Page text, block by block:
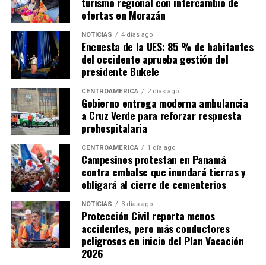
ofertas en Morazán
NOTICIAS 4 días ago
Encuesta de la UES: 85 % de habitantes
del occidente aprueba gestión del
presidente Bukele
CENTROAMÉRICA 2 días ago
Gobierno entrega moderna ambulancia
a Cruz Verde para reforzar respuesta
prehospitalaria
CENTROAMÉRICA 1 día ago
Campesinos protestan en Panamá
contra embalse que inundará tierras y
obligará al cierre de cementerios
NOTICIAS 3 días ago
Protección Civil reporta menos
accidentes, pero más conductores
peligrosos en inicio del Plan Vacación
2026